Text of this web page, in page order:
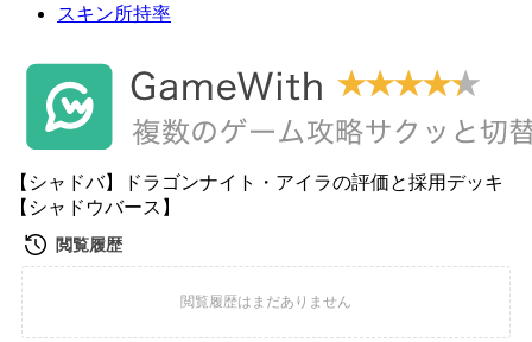
スキン所持率
【シャドバ】ドラゴンナイト・アイラの評価と採用デッキ
【シャドウバース】